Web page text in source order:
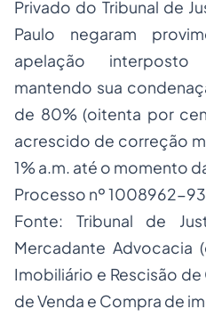
Privado do Tribunal de
Paulo negaram
apelação interposto
mantendo sua
de 80% (oitenta por
acrescido de correção
1% a.m. até o momento
Processo nº 1008962-
Fonte: Tribunal de
Mercadante Advocacia
Imobiliário e Rescisão
de Venda e Compra de